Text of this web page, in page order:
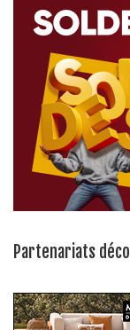
Partenariats déco